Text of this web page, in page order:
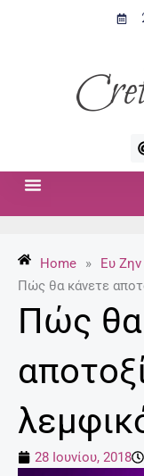
Home » Ευ Ζην
Πώς θα κάνετε
Πώς θα
28 Ιουνίου, 2018